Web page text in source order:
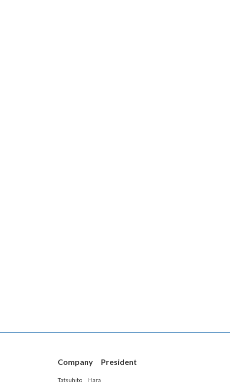
Company President
Tatsuhito Hara